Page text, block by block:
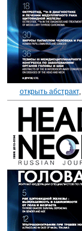
открыть абстракт,